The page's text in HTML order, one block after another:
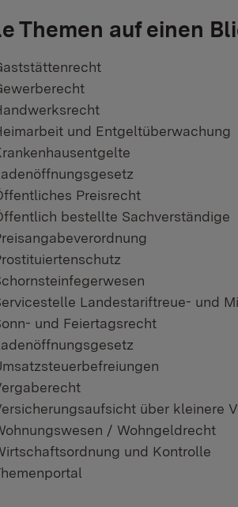
Themen auf einen
und Entgeltüberwachung
Preisrecht
bestellte Sachverständige
Landestariftreue- und
und Feiertagsrecht
über kleinere
/ Wohngeldrecht
und Kontrolle